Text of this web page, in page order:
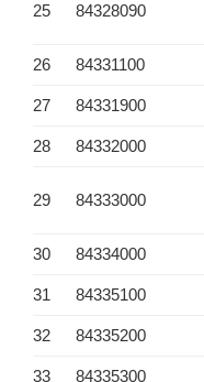
25 84328090
26 84331100
27 84331900
28 84332000
29 84333000
30 84334000
31 84335100
32 84335200
33 84335300